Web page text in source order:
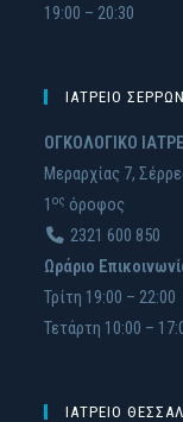
19:00 – 20:30
ΙΑΤΡΕΙΟ ΣΕΡΡΩΝ
ΟΓΚΟΛΟΓΙΚΟ
Μεραρχίας 7,
1ος όροφος
2321 600 850
Ωράριο
Τρίτη 19:00 – 22:00
Τετάρτη 10:00 –
ΙΑΤΡΕΙΟ